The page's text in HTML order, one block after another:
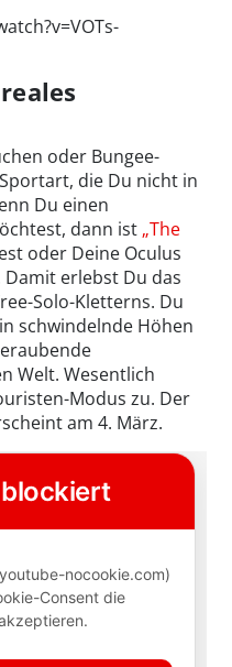
oder Bungee-
die Du nicht in
Du einen
dann ist „The
oder Deine Oculus
Damit erlebst Du das
Solo-Kletterns. Du
schwindelnde Höhen
Welt. Wesentlich
Modus zu. Der
am 4. März.